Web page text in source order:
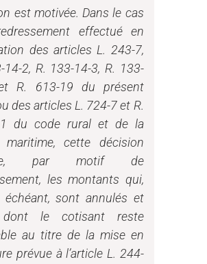
est motivée. Dans le cas
effectué en
des articles L. 243-7,
14-2, R. 133-14-3, R. 133-
R. 613-19 du présent
des articles L. 724-7 et R.
1 du code rural et de la
maritime, cette décision
par motif de
les montants qui,
échéant, sont annulés et
le cotisant reste
au titre de la mise en
prévue à l’article L. 244-